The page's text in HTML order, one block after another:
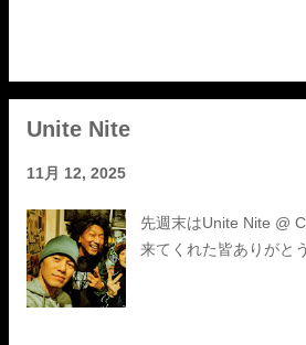
Unite Nite
11月 12, 2025
先週末はUnite Nite @
来てくれた皆ありがとう